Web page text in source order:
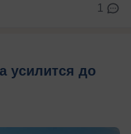
1
усилится до